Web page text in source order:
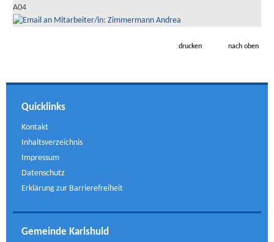
A04
drucken nach oben
Quicklinks
Kontakt
Inhaltsverzeichnis
Impressum
Datenschutz
Erklärung zur Barrierefreiheit
Gemeinde Karlshuld